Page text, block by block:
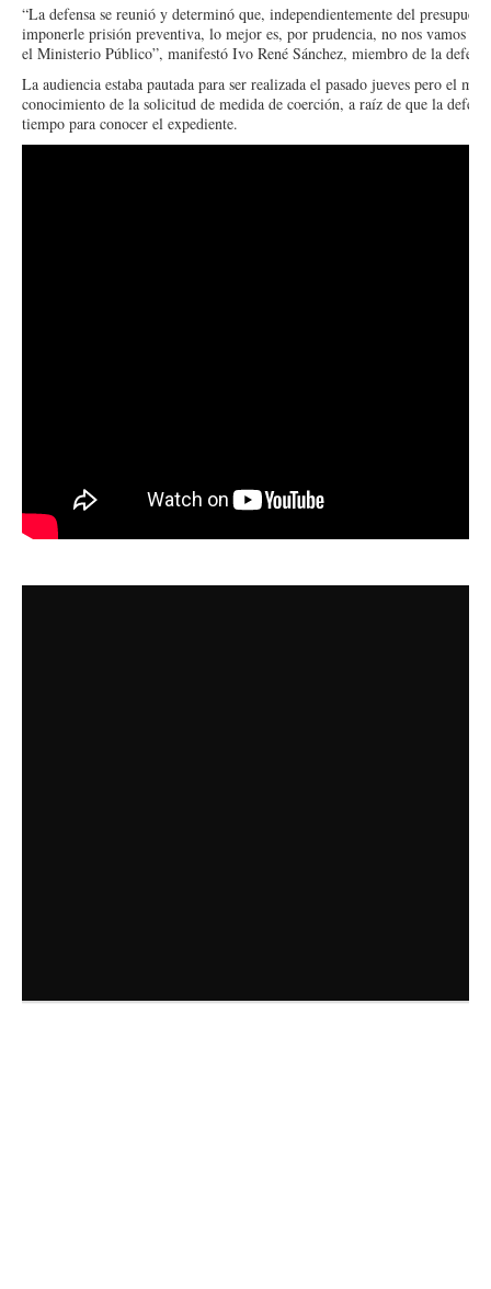
“La defensa se reunió y determinó que, independientemente del
imponerle prisión preventiva, lo mejor es, por prudencia, no nos vamos a
el Ministerio Público”, manifestó Ivo René Sánchez, miembro de la
La audiencia estaba pautada para ser realizada el pasado jueves pero el
conocimiento de la solicitud de medida de coerción, a raíz de que la
tiempo para conocer el expediente.